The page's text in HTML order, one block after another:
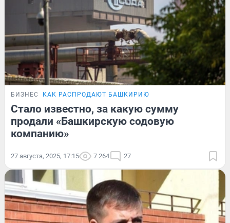
БИЗНЕС КАК РАСПРОДАЮТ БАШКИРИЮ
Стало известно, за какую сумму
продали «Башкирскую содовую
компанию»
27 августа, 2025, 17:15 7 264 27